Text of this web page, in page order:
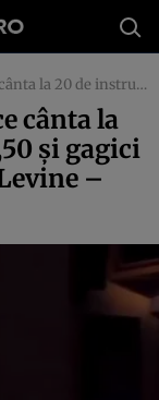
marfă. Omagiul lui Adam Levine – VIDEO
cânta la
şi gagici
–